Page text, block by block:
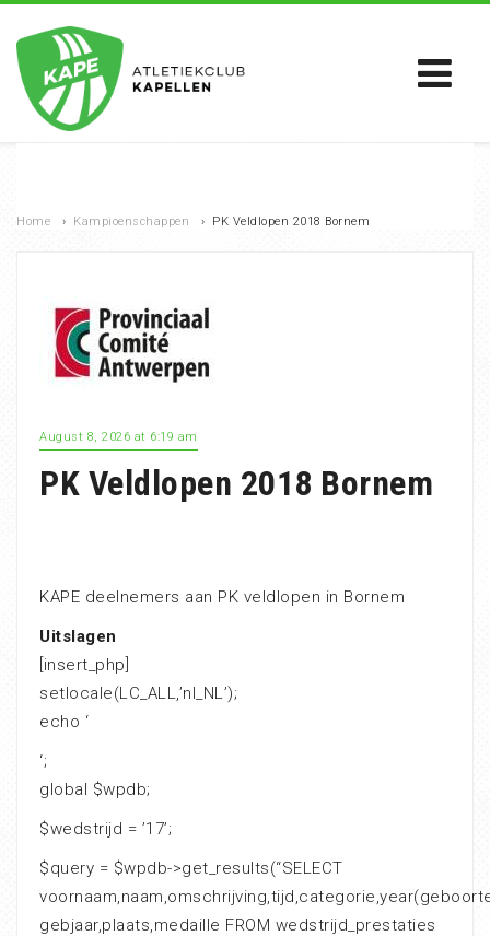
Home › Kampioenschappen › PK Veldlopen 2018 Bornem
August 8, 2026 at 6:19 am
PK Veldlopen 2018 Bornem
KAPE deelnemers aan PK veldlopen in Bornem
Uitslagen
[insert_php]
setlocale(LC_ALL,’nl_NL’);
echo ‘
‘;
global $wpdb;
$wedstrijd = ’17’;
$query = $wpdb->get_results(“SELECT
gebjaar,plaats,medaille FROM wedstrijd_prestaties